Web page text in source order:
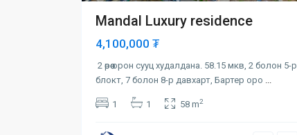
Mandal Luxury residence
4,100,000 ₮
2 өрөө орон сууц худалдана. 58.15 мкв, 2 болон 5-р
блокт, 7 болон 8-р давхарт, Бартер оро
1 1 58 m2